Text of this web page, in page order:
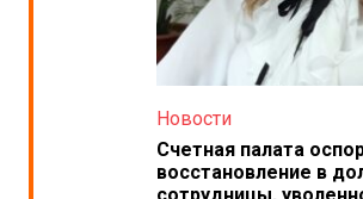
Новости
Счетная палата
восстановление в